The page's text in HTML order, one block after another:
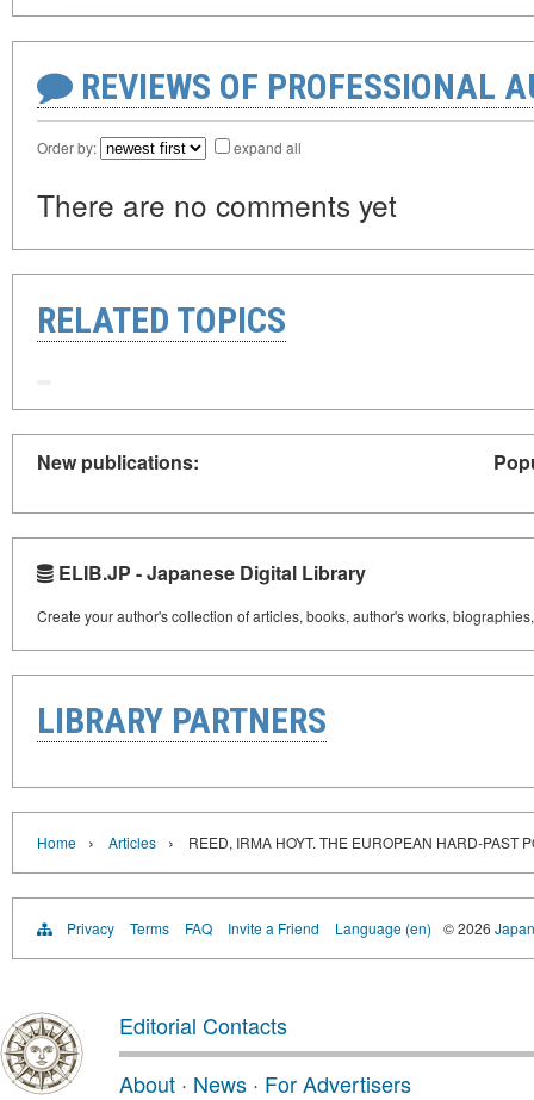
REVIEWS OF PROFESSIONAL
Order by: expand all
There are no comments yet
RELATED TOPICS
New publications:
ELIB.JP - Japanese Digital Library
Create your author's collection of articles, books, author's works,
LIBRARY PARTNERS
Home › Articles › REED, IRMA HOYT. THE EUROPEAN HARD-PAST
Privacy Terms FAQ Invite a Friend Language (en) © 2026
Editorial Contacts
About · News · For Advertisers